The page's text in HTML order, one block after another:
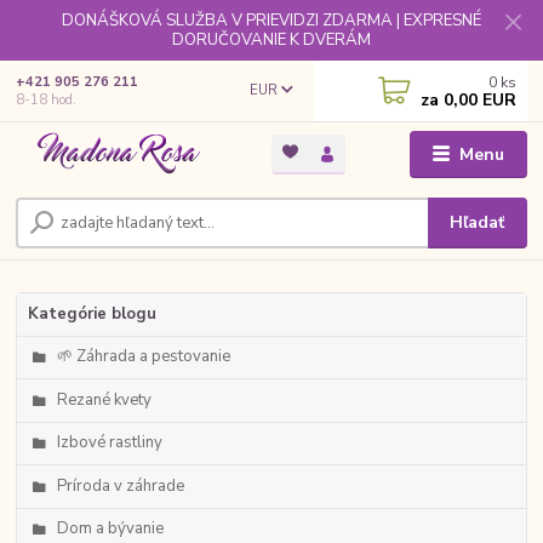
DONÁŠKOVÁ SLUŽBA V PRIEVIDZI ZDARMA | EXPRESNÉ
DORUČOVANIE K DVERÁM
Menu
EUR
Hľadať
+421 905 276 211
8-18 hod.
0 ks
za 0,00 EUR
Kategórie blogu
🌱 Záhrada a pestovanie
Rezané kvety
Izbové rastliny
Príroda v záhrade
Dom a bývanie